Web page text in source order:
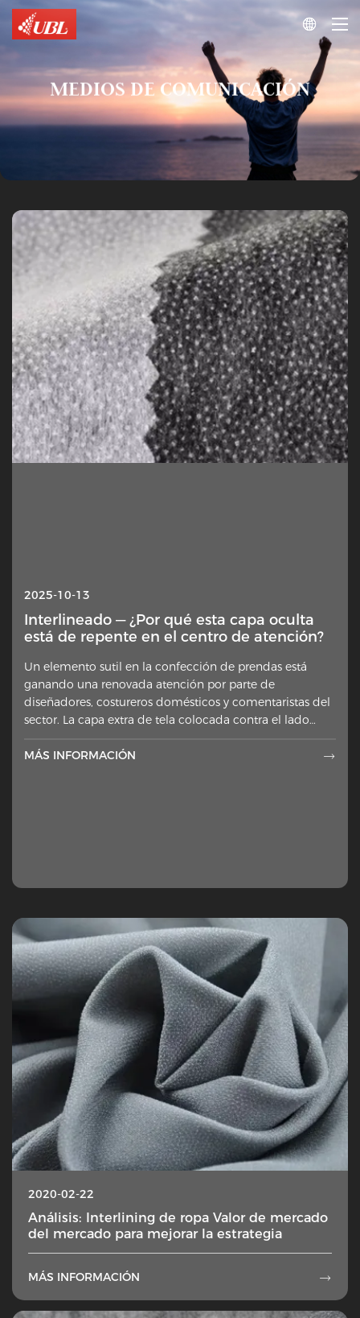

MEDIOS DE COMUNICACIÓN
2025-10-13
Interlineado — ¿Por qué esta capa oculta
está de repente en el centro de atención?
Un elemento sutil en la confección de prendas está
ganando una renovada atención por parte de
diseñadores, costureros domésticos y comentaristas del
sector. La capa extra de tela colocada contra el lado
MÁS INFORMACIÓN

2020-02-22
Análisis: Interlining de ropa Valor de mercado
del mercado para mejorar la estrategia
MÁS INFORMACIÓN 